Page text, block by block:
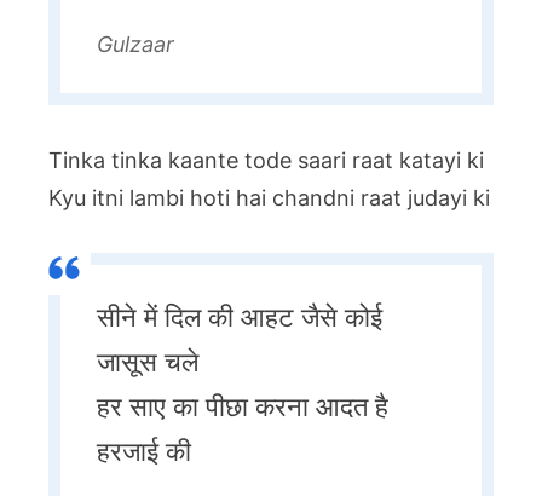
Gulzaar
Tinka tinka kaante tode saari raat katayi ki
Kyu itni lambi hoti hai chandni raat judayi ki
सीने में दिल की आहट जैसे कोई
जासूस चले
हर साए का पीछा करना आदत है
हरजाई की